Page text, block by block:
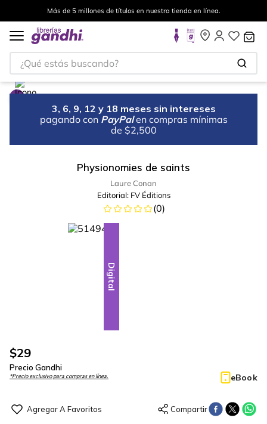
Más de 5 millones de títulos en nuestra tienda en línea.
¿Qué estás buscando?
3, 6, 9, 12 y 18 meses sin intereses
pagando con PayPal en compras mínimas
de $2,500
Physionomies de saints
Laure Conan
Editorial: FV Éditions
(0)
Digital
$29
Precio Gandhi
*Precio exclusivo para compras en línea. eBook